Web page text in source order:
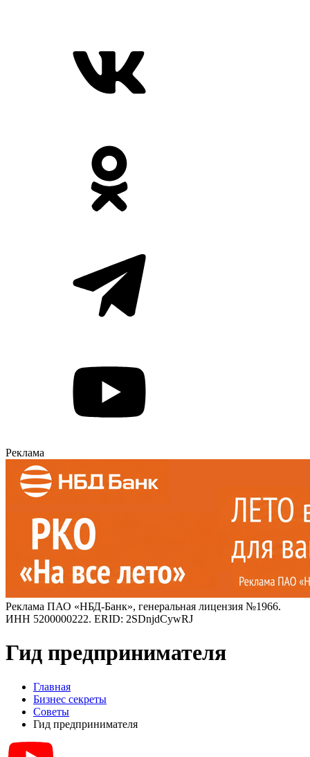
Реклама
Реклама ПАО «НБД-Банк», генеральная лицензия №1966.
ИНН 5200000222. ERID: 2SDnjdCywRJ
Гид предпринимателя
Главная
Бизнес секреты
Советы
Гид предпринимателя